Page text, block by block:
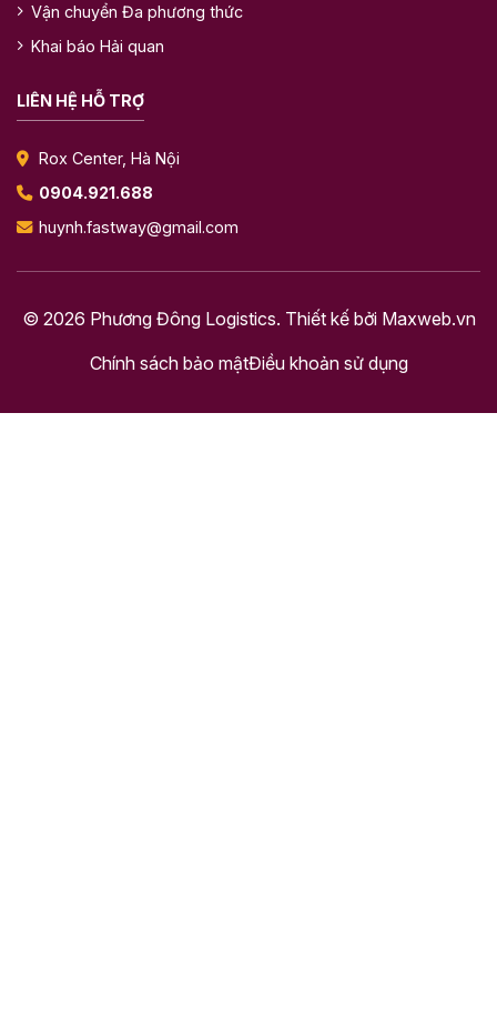
Vận chuyển Đa phương thức
Khai báo Hải quan
LIÊN HỆ HỖ TRỢ
Rox Center, Hà Nội
0904.921.688
huynh.fastway@gmail.com
© 2026 Phương Đông Logistics. Thiết kế bởi Maxweb.vn
Chính sách bảo mậtĐiều khoản sử dụng